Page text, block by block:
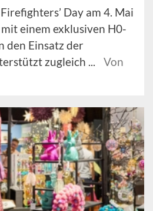
Day am 4. Mai
einem exklusiven H0-
den Einsatz der
zugleich ...
Von